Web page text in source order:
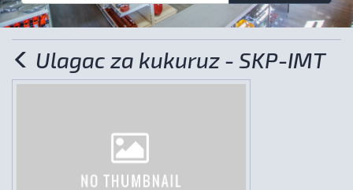
Ulagac za kukuruz - SKP-IMT